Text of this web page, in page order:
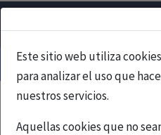
Este sitio web utiliza
para analizar el uso que
nuestros servicios.
Aquellas cookies que no